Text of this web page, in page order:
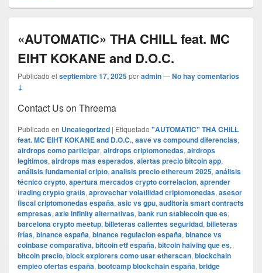
«AUTOMATIC» THA CHILL feat. MC
EIHT KOKANE and D.O.C.
Publicado el septiembre 17, 2025poradmin—No hay comentarios
↓
Contact Us on Threema
Publicado en Uncategorized | Etiquetado "AUTOMATIC" THA CHILL
feat. MC EIHT KOKANE and D.O.C., aave vs compound diferencias,
airdrops como participar, airdrops criptomonedas, airdrops
legitimos, airdrops mas esperados, alertas precio bitcoin app,
análisis fundamental cripto, analisis precio ethereum 2025, análisis
técnico crypto, apertura mercados crypto correlacion, aprender
trading crypto gratis, aprovechar volatilidad criptomonedas, asesor
fiscal criptomonedas españa, asic vs gpu, auditoría smart contracts
empresas, axie infinity alternativas, bank run stablecoin que es,
barcelona crypto meetup, billeteras calientes seguridad, billeteras
frías, binance españa, binance regulacion españa, binance vs
coinbase comparativa, bitcoin etf españa, bitcoin halving que es,
bitcoin precio, block explorers como usar etherscan, blockchain
empleo ofertas españa, bootcamp blockchain españa, bridge